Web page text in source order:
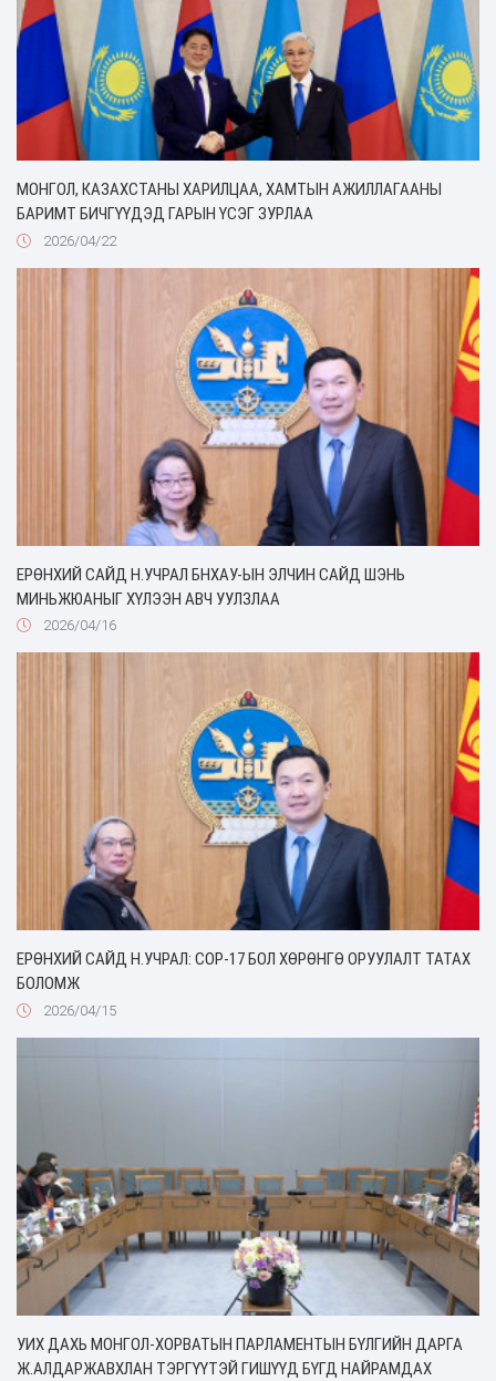
МОНГОЛ, КАЗАХСТАНЫ ХАРИЛЦАА, ХАМТЫН АЖИЛЛАГААНЫ
БАРИМТ БИЧГҮҮДЭД ГАРЫН ҮСЭГ ЗУРЛАА
2026/04/22
ЕРӨНХИЙ САЙД Н.УЧРАЛ БНХАУ-ЫН ЭЛЧИН САЙД ШЭНЬ
МИНЬЖЮАНЫГ ХҮЛЭЭН АВЧ УУЛЗЛАА
2026/04/16
ЕРӨНХИЙ САЙД Н.УЧРАЛ: COP-17 БОЛ ХӨРӨНГӨ ОРУУЛАЛТ ТАТАХ
БОЛОМЖ
2026/04/15
УИХ ДАХЬ МОНГОЛ-ХОРВАТЫН ПАРЛАМЕНТЫН БҮЛГИЙН ДАРГА
Ж.АЛДАРЖАВХЛАН ТЭРГҮҮТЭЙ ГИШҮҮД БҮГД НАЙРАМДАХ